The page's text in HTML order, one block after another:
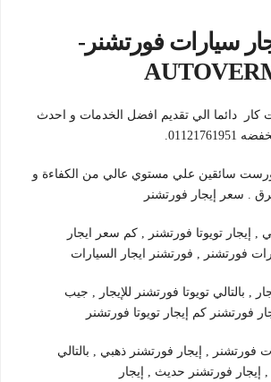
سيارات فورتشنر-
دائما الي تقديم افضل الخدمات و احدث
سائقين علي مستوي عالي من الكفاءة و
. سعر إيجار فورتشنر
, إيجار تويوتا فورتشنر , كم سعر ايجار
فورتشنر , فورتشنر ايجار السيارات
, بالتالي تويوتا فورتشنر للإيجار , جيب
فورتشنر كم إيجار تويوتا فورتشنر
فورتشنر , إيجار فورتشنر ذهبي , بالتالي
إيجار فورتشنر حديث , إيجار